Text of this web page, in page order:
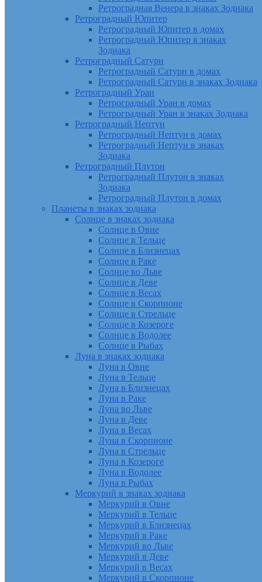
Ретроградная Венера в знаках Зодиака
Ретроградный Юпитер
Ретроградный Юпитер в домах
Ретроградный Юпитер в знаках
Зодиака
Ретроградный Сатурн
Ретроградный Сатурн в домах
Ретроградный Сатурн в знаках Зодиака
Ретроградный Уран
Ретроградный Уран в домах
Ретроградный Уран в знаках Зодиака
Ретроградный Нептун
Ретроградный Нептун в домах
Ретроградный Нептун в знаках
Зодиака
Ретроградный Плутон
Ретроградный Плутон в знаках
Зодиака
Ретроградный Плутон в домах
Планеты в знаках зодиака
Солнце в знаках зодиака
Солнце в Овне
Солнце в Тельце
Солнце в Близнецах
Солнце в Раке
Солнце во Льве
Солнце в Деве
Солнце в Весах
Солнце в Скорпионе
Солнце в Стрельце
Солнце в Козероге
Солнце в Водолее
Солнце в Рыбах
Луна в знаках зодиака
Луна в Овне
Луна в Тельце
Луна в Близнецах
Луна в Раке
Луна во Льве
Луна в Деве
Луна в Весах
Луна в Скорпионе
Луна в Стрельце
Луна в Козероге
Луна в Водолее
Луна в Рыбах
Меркурий в знаках зодиака
Меркурий в Овне
Меркурий в Тельце
Меркурий в Близнецах
Меркурий в Раке
Меркурий во Льве
Меркурий в Деве
Меркурий в Весах
Меркурий в Скорпионе